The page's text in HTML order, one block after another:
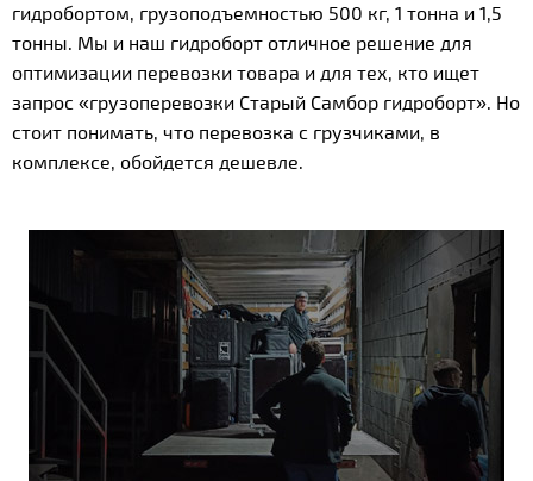
гидробортом, грузоподъемностью 500 кг, 1 тонна и 1,5
тонны. Мы и наш гидроборт отличное решение для
оптимизации перевозки товара и для тех, кто ищет
запрос «грузоперевозки Старый Самбор гидроборт». Но
стоит понимать, что перевозка с грузчиками, в
комплексе, обойдется дешевле.